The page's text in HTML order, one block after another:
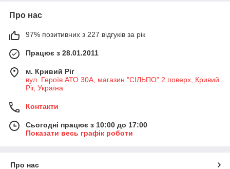
Про нас
97% позитивних з 227 відгуків за рік
Працює з 28.01.2011
м. Кривий Ріг
вул. Героїв АТО 30А, магазин "СІЛЬПО" 2 поверх, Кривий
Ріг, Україна
Контакти
Сьогодні працює з 10:00 до 17:00
Показати весь графік роботи
Про нас